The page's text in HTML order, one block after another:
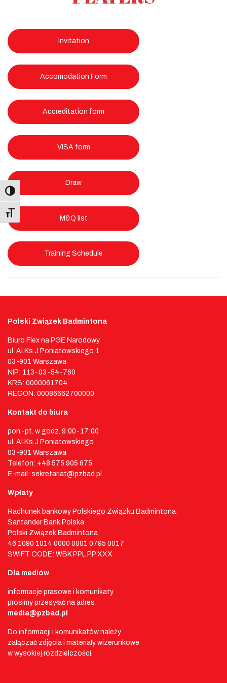
Toggle Font size
Invitation
Accomodation Form
Accreditation form
VISA form
Draw
M&Q list
Training Schedule
Polski Związek Badmintona
Biuro Flex na PGE Narodowy
ul. Al.Ks.J Poniatowskiego 1
03-901 Warszawa
NIP: 113-03-54-760
KRS: 0000061704
REGON: 00086662700000
Kontakt do biura
pon.-pt. w godz. 9:00-17:00
ul. Al.Ks.J Poniatowskiego
03-901 Warszawa
Telefon: +48 575 905 675
E-mail: sekretariat@pzbad.pl
Wpłaty
Rachunek bankowy Polskiego Związku Badmintona:
Santander Bank Polska
Polski Związek Badmintona
46 1090 1014 0000 0001 0795 0017
SWIFT CODE: WBK PPL PP XXX
Dla mediów
informacje prasowe i komunikaty
prosimy przesyłać na adres:
media@pzbad.pl
Do informacji i komunikatów należy
załączać zdjęcia i materiały wizerunkowe
w wysokiej rozdzielczości.